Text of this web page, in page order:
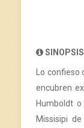
Lo
encubren
Humboldt
Missisipi